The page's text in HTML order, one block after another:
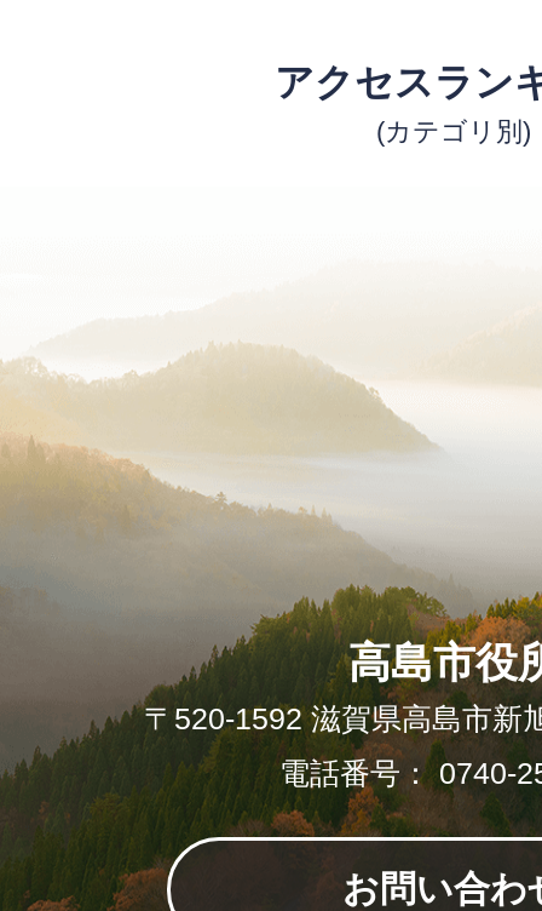
アクセスラン
(カテゴリ別)
高島市役
〒520-1592 滋賀県高島市新
電話番号： 0740-
お問い合わ